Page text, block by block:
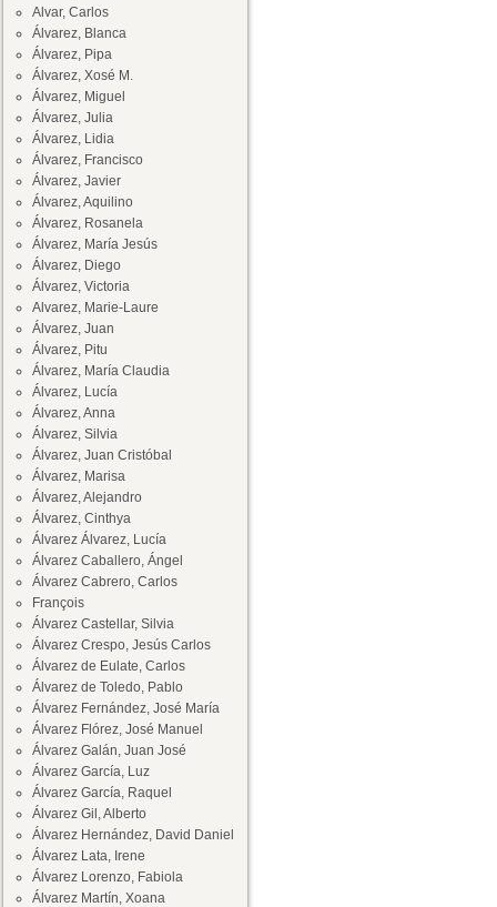
Alvar, Carlos
Álvarez, Blanca
Álvarez, Pipa
Álvarez, Xosé M.
Álvarez, Miguel
Álvarez, Julia
Álvarez, Lidia
Álvarez, Francisco
Álvarez, Javier
Álvarez, Aquilino
Álvarez, Rosanela
Álvarez, María Jesús
Álvarez, Diego
Álvarez, Victoria
Alvarez, Marie-Laure
Álvarez, Juan
Álvarez, Pitu
Álvarez, María Claudia
Álvarez, Lucía
Álvarez, Anna
Álvarez, Silvia
Álvarez, Juan Cristóbal
Álvarez, Marisa
Álvarez, Alejandro
Álvarez, Cinthya
Álvarez Álvarez, Lucía
Álvarez Caballero, Ángel
Álvarez Cabrero, Carlos
François
Álvarez Castellar, Silvia
Álvarez Crespo, Jesús Carlos
Álvarez de Eulate, Carlos
Álvarez de Toledo, Pablo
Álvarez Fernández, José María
Álvarez Flórez, José Manuel
Álvarez Galán, Juan José
Álvarez García, Luz
Álvarez García, Raquel
Álvarez Gil, Alberto
Álvarez Hernández, David Daniel
Álvarez Lata, Irene
Álvarez Lorenzo, Fabiola
Álvarez Martín, Xoana